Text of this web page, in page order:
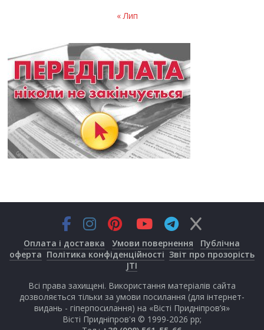
« Лип
Оплата і доставка Умови повернення
Публічна
оферта Політика конфіденційності Звіт про прозорість
JTI
Всі права захищені. Використання матеріалів сайта
дозволяється тільки за умови посилання (для інтернет-
видань - гіперпосилання) на «Вісті Придніпров’я»
Вісті Придніпров'я © 1999-2026 рр;